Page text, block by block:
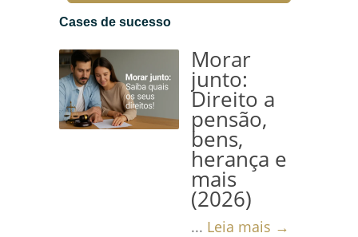
tempo mais angustiantes —...
Cases de sucesso
Morar
junto:
Direito a
pensão,
bens,
herança e
mais
(2026)
... Leia mais →